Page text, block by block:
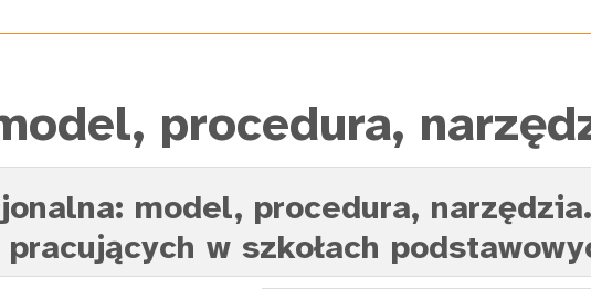
procedura,
model, procedura,
w szkołach